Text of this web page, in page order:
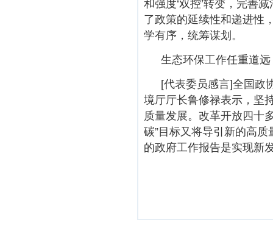
和强度‘双控’转变，完善
了政策的延续性和递进性
学有序，统筹谋划。
生态环保工作任重道
[代表委员感言]全国政
境厅厅长鲁修禄表示，坚
质量发展。改革开放四十
碳”目标又将导引新的高
的政府工作报告是实现新